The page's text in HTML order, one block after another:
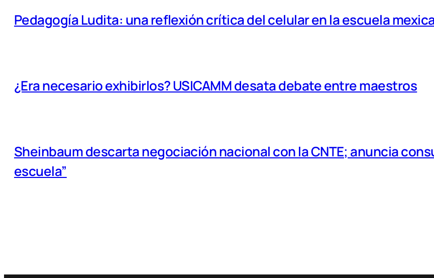
Pedagogía Ludita: una reflexión crítica del celular en la escuela
¿Era necesario exhibirlos? USICAMM desata debate entre maestros
Sheinbaum descarta negociación nacional con la CNTE; anuncia
escuela”